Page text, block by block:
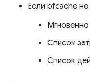
Если bfcache не
Мгновенно
Список
Список